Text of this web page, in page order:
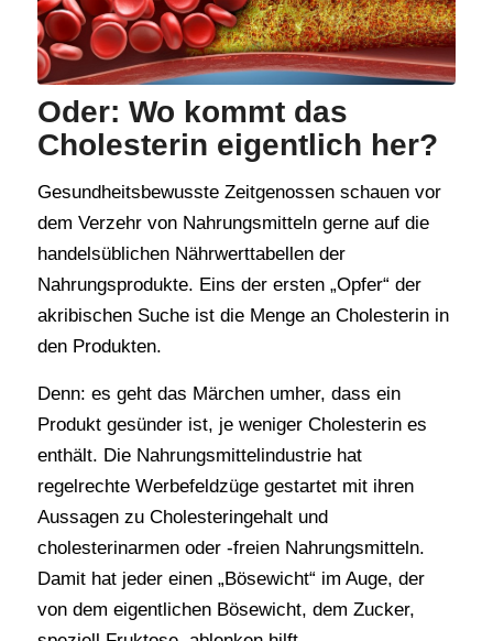
Oder: Wo kommt das
Cholesterin eigentlich her?
Gesundheitsbewusste Zeitgenossen schauen vor
dem Verzehr von Nahrungsmitteln gerne auf die
handelsüblichen Nährwerttabellen der
Nahrungsprodukte. Eins der ersten „Opfer“ der
akribischen Suche ist die Menge an Cholesterin in
den Produkten.
Denn: es geht das Märchen umher, dass ein
Produkt gesünder ist, je weniger Cholesterin es
enthält. Die Nahrungsmittelindustrie hat
regelrechte Werbefeldzüge gestartet mit ihren
Aussagen zu Cholesteringehalt und
cholesterinarmen oder -freien Nahrungsmitteln.
Damit hat jeder einen „Bösewicht“ im Auge, der
von dem eigentlichen Bösewicht, dem Zucker,